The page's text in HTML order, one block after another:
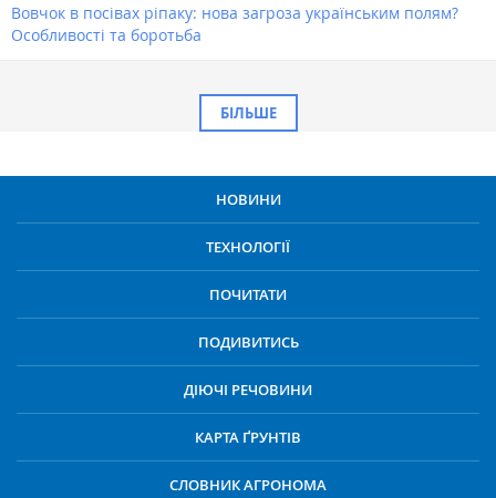
Вовчок в посівах ріпаку: нова загроза українським полям?
Особливості та боротьба
БІЛЬШЕ
НОВИНИ
ТЕХНОЛОГІЇ
ПОЧИТАТИ
ПОДИВИТИСЬ
ДІЮЧІ РЕЧОВИНИ
КАРТА ҐРУНТІВ
СЛОВНИК АГРОНОМА